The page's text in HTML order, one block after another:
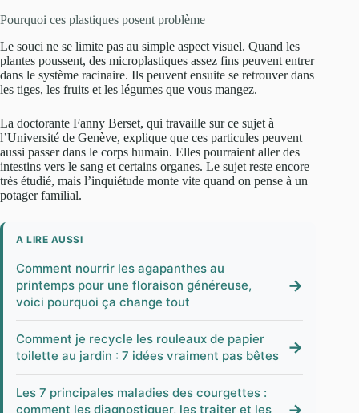
Pourquoi ces plastiques posent problème
Le souci ne se limite pas au simple aspect visuel. Quand les
plantes poussent, des microplastiques assez fins peuvent entrer
dans le système racinaire. Ils peuvent ensuite se retrouver dans
les tiges, les fruits et les légumes que vous mangez.
La doctorante Fanny Berset, qui travaille sur ce sujet à
l’Université de Genève, explique que ces particules peuvent
aussi passer dans le corps humain. Elles pourraient aller des
intestins vers le sang et certains organes. Le sujet reste encore
très étudié, mais l’inquiétude monte vite quand on pense à un
potager familial.
A LIRE AUSSI
Comment nourrir les agapanthes au
printemps pour une floraison généreuse,
voici pourquoi ça change tout
→
Comment je recycle les rouleaux de papier
toilette au jardin : 7 idées vraiment pas bêtes
→
Les 7 principales maladies des courgettes :
comment les diagnostiquer, les traiter et les